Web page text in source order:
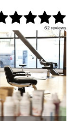
62 reviews